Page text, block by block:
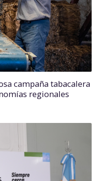
campaña tabacalera
regionales